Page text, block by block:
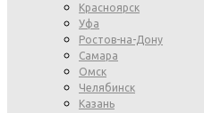
Красноярск
Уфа
Ростов-на-Дону
Самара
Омск
Челябинск
Казань